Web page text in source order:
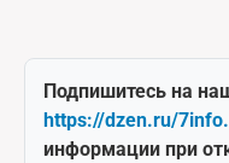
Подпишитесь на
https://dzen.ru/
информации при